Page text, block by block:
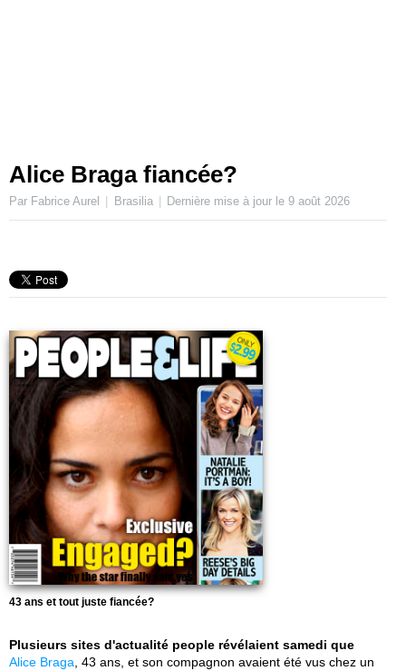
Alice Braga fiancée?
Par Fabrice Aurel Brasilia Dernière mise à jour le9 août 2026
43 ans et tout juste fiancée?
Plusieurs sites d'actualité people révélaient samedi que
Alice Braga , 43 ans, et son compagnon avaient été vus chez un